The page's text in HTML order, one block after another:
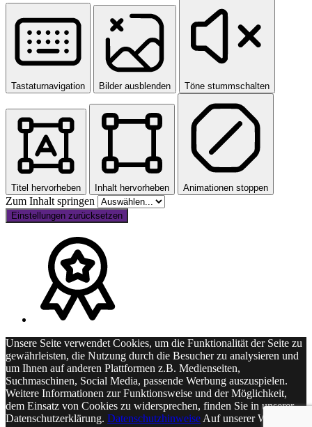
Tastaturnavigation Bilder ausblenden Töne stummschalten
Titel hervorheben Inhalt hervorheben Animationen stoppen
Zum Inhalt springen
Einstellungen zurücksetzen
Unsere Seite verwendet Cookies, um die Funktionalität der Seite zu
gewährleisten, die Nutzung durch die Besucher zu analysieren und
um Ihnen auf anderen Plattformen z.B. Medienseiten,
Suchmaschinen, Social Media, passende Werbung auszuspielen.
Weitere Informationen zur Funktionsweise und der Möglichkeit,
dem Einsatz von Cookies zu widersprechen, finden Sie in unserer
Datenschutzerklärung. DatenschutzhinweiseAuf unserer Webseite